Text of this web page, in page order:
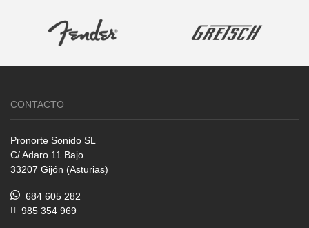
CONTACTO
Pronorte Sonido SL
C/ Adaro 11 Bajo
33207 Gijón (Asturias)
684 605 282
985 354 969